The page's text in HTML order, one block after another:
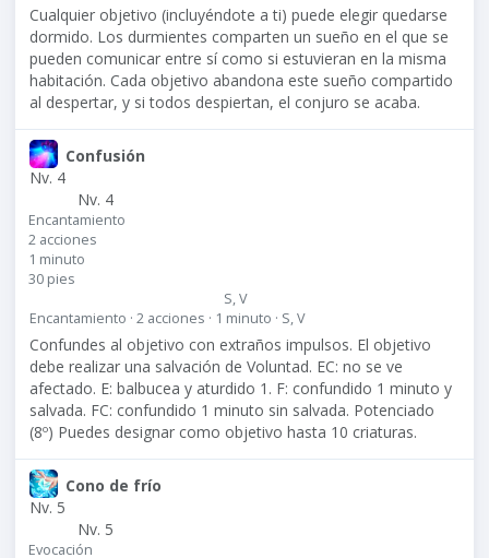
Cualquier objetivo (incluyéndote a ti) puede elegir quedarse
dormido. Los durmientes comparten un sueño en el que se
pueden comunicar entre sí como si estuvieran en la misma
habitación. Cada objetivo abandona este sueño compartido
al despertar, y si todos despiertan, el conjuro se acaba.
Confusión
Nv. 4
Nv. 4
Encantamiento
2 acciones
1 minuto
30 pies
S, V
Encantamiento · 2 acciones · 1 minuto · S, V
Confundes al objetivo con extraños impulsos. El objetivo
debe realizar una salvación de Voluntad. EC: no se ve
afectado. E: balbucea y aturdido 1. F: confundido 1 minuto y
salvada. FC: confundido 1 minuto sin salvada. Potenciado
(8º) Puedes designar como objetivo hasta 10 criaturas.
Cono de frío
Nv. 5
Nv. 5
Evocación